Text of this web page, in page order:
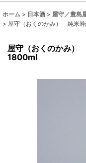
ホーム > 日本酒 > 屋守／豊島
> 屋守（おくのかみ） 純
屋守（おくのかみ
1800ml